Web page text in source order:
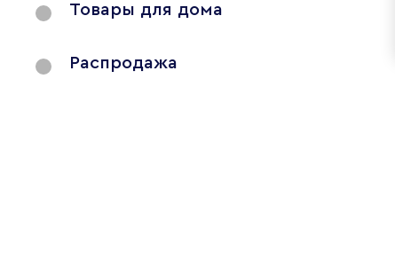
Товары для дома
Распродажа